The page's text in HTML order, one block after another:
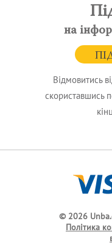
на
Відмовитись
скориставшись
© 2026
Політика